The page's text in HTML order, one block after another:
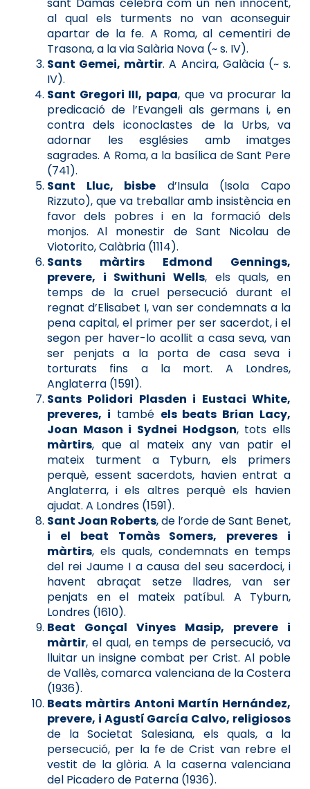
sant Damas celebra com un nen innocent,
al qual els turments no van aconseguir
apartar de la fe. A Roma, al cementiri de
Trasona, a la via Salària Nova (~ s. IV).
Sant Gemei, màrtir. A Ancira, Galàcia (~ s.
IV).
Sant Gregori III, papa, que va procurar la
predicació de l’Evangeli als germans i, en
contra dels iconoclastes de la Urbs, va
adornar les esglésies amb imatges
sagrades. A Roma, a la basílica de Sant Pere
(741).
Sant Lluc, bisbe d’Insula (Isola Capo
Rizzuto), que va treballar amb insistència en
favor dels pobres i en la formació dels
monjos. Al monestir de Sant Nicolau de
Viotorito, Calàbria (1114).
Sants màrtirs Edmond Gennings,
prevere, i Swithuni Wells, els quals, en
temps de la cruel persecució durant el
regnat d’Elisabet I, van ser condemnats a la
pena capital, el primer per ser sacerdot, i el
segon per haver-lo acollit a casa seva, van
ser penjats a la porta de casa seva i
torturats fins a la mort. A Londres,
Anglaterra (1591).
Sants Polidori Plasden i Eustaci White,
preveres, i també els beats Brian Lacy,
Joan Mason i Sydnei Hodgson, tots ells
màrtirs, que al mateix any van patir el
mateix turment a Tyburn, els primers
perquè, essent sacerdots, havien entrat a
Anglaterra, i els altres perquè els havien
ajudat. A Londres (1591).
Sant Joan Roberts, de l’orde de Sant Benet,
i el beat Tomàs Somers, preveres i
màrtirs, els quals, condemnats en temps
del rei Jaume I a causa del seu sacerdoci, i
havent abraçat setze lladres, van ser
penjats en el mateix patíbul. A Tyburn,
Londres (1610).
Beat Gonçal Vinyes Masip, prevere i
màrtir, el qual, en temps de persecució, va
lluitar un insigne combat per Crist. Al poble
de Vallès, comarca valenciana de la Costera
(1936).
Beats màrtirs Antoni Martín Hernández,
prevere, i Agustí García Calvo, religiosos
de la Societat Salesiana, els quals, a la
persecució, per la fe de Crist van rebre el
vestit de la glòria. A la caserna valenciana
del Picadero de Paterna (1936).